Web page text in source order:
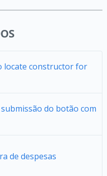
locate constructor for
do botão com
de despesas